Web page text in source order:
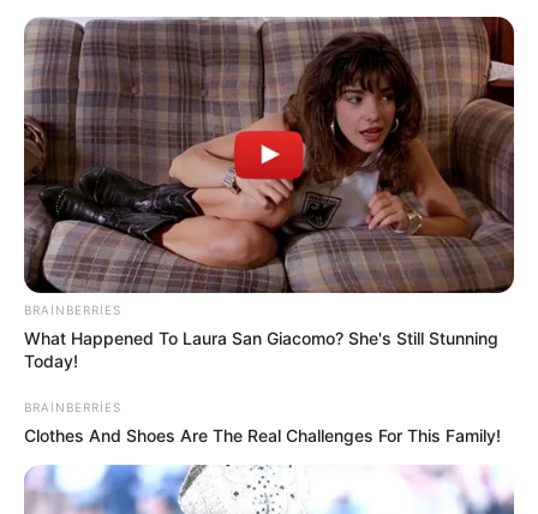
19:49 / 05 Avqust 2026 KRİMİNAL
Mingəçevirdə kanalda batan
yeniyetmənin axtarışları aparılır- VİDEO
142 0 0
BRAINBERRIES
What Happened To Laura San Giacomo? She's Still Stunning
Today!
BRAINBERRIES
Clothes And Shoes Are The Real Challenges For This Family!